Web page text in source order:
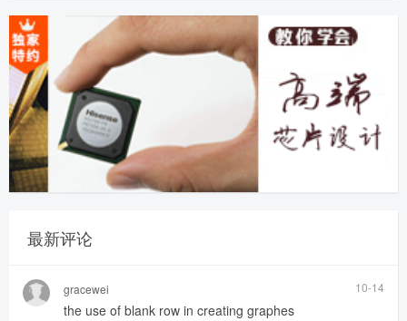
最新评论
gracewei 10-14
the use of blank row in creating graphes